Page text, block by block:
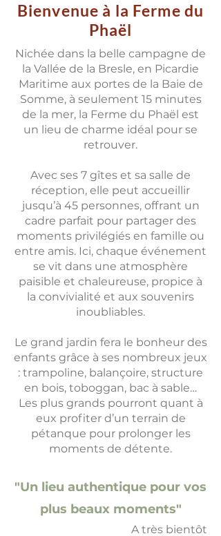
Bienvenue à la Ferme du
Phaël
Nichée dans la belle campagne de
la Vallée de la Bresle, en Picardie
Maritime aux portes de la Baie de
Somme, à seulement 15 minutes
de la mer, la Ferme du Phaël est
un lieu de charme idéal pour se
retrouver.
Avec ses 7 gîtes et sa salle de
réception, elle peut accueillir
jusqu’à 45 personnes, offrant un
cadre parfait pour partager des
moments privilégiés en famille ou
entre amis. Ici, chaque événement
se vit dans une atmosphère
paisible et chaleureuse, propice à
la convivialité et aux souvenirs
inoubliables.
Le grand jardin fera le bonheur des
enfants grâce à ses nombreux jeux
: trampoline, balançoire, structure
en bois, toboggan, bac à sable…
Les plus grands pourront quant à
eux profiter d’un terrain de
pétanque pour prolonger les
moments de détente.
"Un lieu authentique pour vos
plus beaux moments"
​A très bientôt